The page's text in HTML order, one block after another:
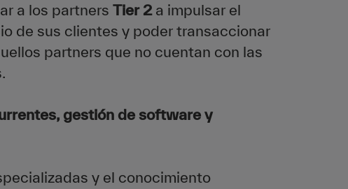
a los partners Tier 2a impulsar el
de sus clientes y poder transaccionar
partners que no cuentan con las
gestión de software y
y el conocimiento